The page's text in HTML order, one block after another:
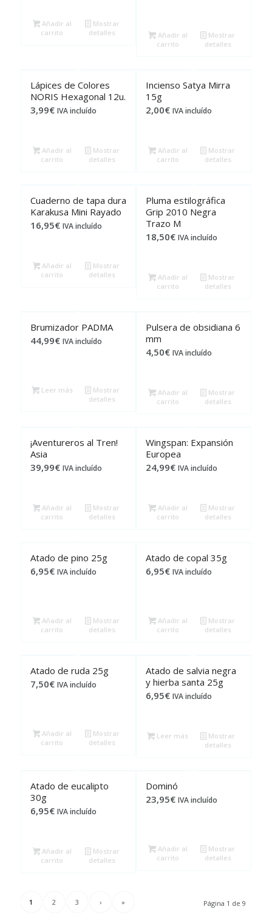
Añadir al
carrito
Mostrar
detalles
Añadir al
carrito
Mostrar
detalles
Lápices de Colores
NORIS Hexagonal 12u.
3,99€ IVA incluído
Añadir al
carrito
Mostrar
detalles
Incienso Satya Mirra
15g
2,00€ IVA incluído
Añadir al
carrito
Mostrar
detalles
Cuaderno de tapa dura
Karakusa Mini Rayado
16,95€ IVA incluído
Añadir al
carrito
Mostrar
detalles
Pluma estilográfica
Grip 2010 Negra
Trazo M
18,50€ IVA incluído
Añadir al
carrito
Mostrar
detalles
Brumizador PADMA
44,99€ IVA incluído
Leer más
Mostrar
detalles
Pulsera de obsidiana 6
mm
4,50€ IVA incluído
Añadir al
carrito
Mostrar
detalles
¡Aventureros al Tren!
Asia
39,99€ IVA incluído
Añadir al
carrito
Mostrar
detalles
Wingspan: Expansión
Europea
24,99€ IVA incluído
Añadir al
carrito
Mostrar
detalles
Atado de pino 25g
6,95€ IVA incluído
Añadir al
carrito
Mostrar
detalles
Atado de copal 35g
6,95€ IVA incluído
Añadir al
carrito
Mostrar
detalles
Atado de ruda 25g
7,50€ IVA incluído
Añadir al
carrito
Mostrar
detalles
Atado de salvia negra
y hierba santa 25g
6,95€ IVA incluído
Leer más
Mostrar
detalles
Atado de eucalipto
30g
6,95€ IVA incluído
Añadir al
carrito
Mostrar
detalles
Dominó
23,95€ IVA incluído
Añadir al
carrito
Mostrar
detalles
Página 1 de 9
1 2 3 › »